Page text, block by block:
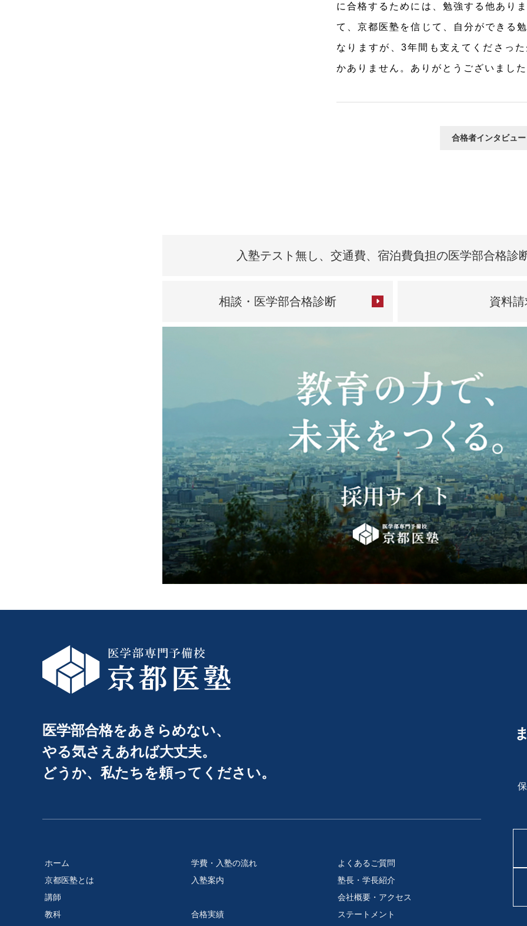
に合格するためには、勉強する他あり
て、京都医塾を信じて、自分ができる
なりますが、3年間も支えてくださっ
かありません。ありがとうございました
合格者インタビュ
入塾テスト無し、交通費、 宿泊費負担の医学部合格診
相談・医学部合格診断 資料請
医学部合格をあきらめない、
やる気さえあれば大丈夫。
どうか、私たちを頼ってください。
ホーム
京都医塾とは
講師
教科
学費・入塾の流れ
入塾案内
合格実績
よくあるご質問
塾長・学長紹介
会社概要・アクセス
ステートメント